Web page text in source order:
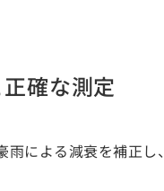
確な測定
による減衰を補正し、